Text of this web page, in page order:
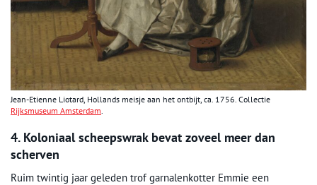
Jean-Etienne Liotard, Hollands meisje aan het ontbijt, ca. 1756. Collectie
Rijksmuseum Amsterdam
4. Koloniaal scheepswrak bevat zoveel meer dan
scherven
Ruim twintig jaar geleden trof garnalenkotter Emmie een